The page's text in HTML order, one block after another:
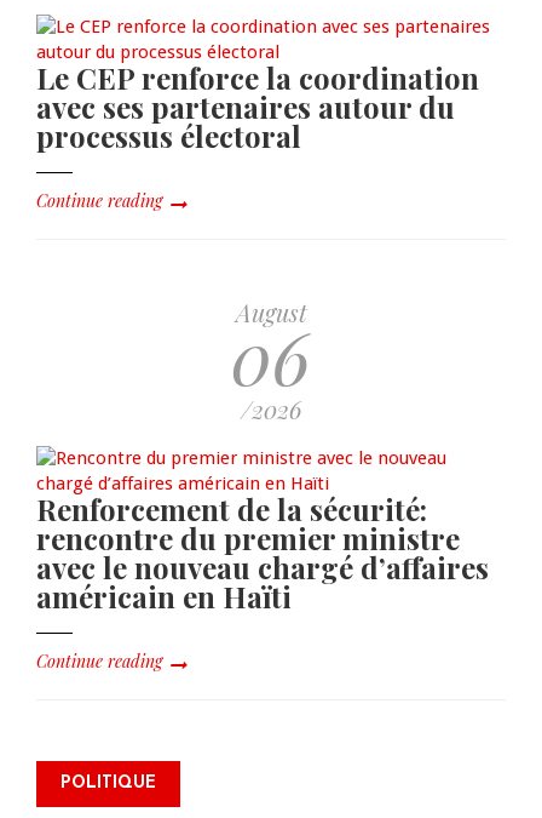
Le CEP renforce la coordination
avec ses partenaires autour du
processus électoral
Continue reading
August
06
/2026
Renforcement de la sécurité:
rencontre du premier ministre
avec le nouveau chargé d’affaires
américain en Haïti
Continue reading
POLITIQUE
James Monazard s’inscrit comme
électeur et appelle à la